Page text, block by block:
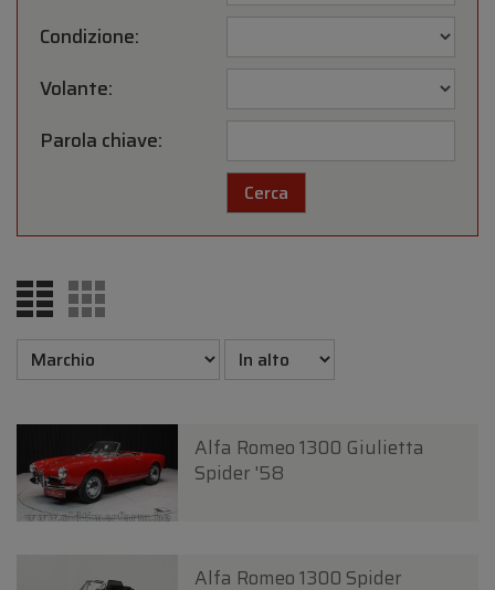
Condizione:
Volante:
Parola chiave:
Alfa Romeo 1300 Giulietta
Spider '58
Alfa Romeo 1300 Spider